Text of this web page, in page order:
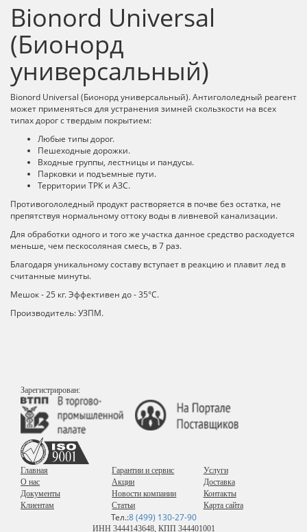
Bionord Universal
(Бионорд
универсальный)
Bionord Universal (Бионорд универсальный). Антигололедный реагент
может применяться для устранения зимней скользкости на всех
типах дорог с твердым покрытием:
Любые типы дорог.
Пешеходные дорожки.
Входные группы, лестницы и пандусы.
Парковки и подъемные пути.
Территории ТРК и АЗС.
Противогололедный продукт растворяется в почве без остатка, не
препятствуя нормальному оттоку воды в ливневой канализации.
Для обработки одного и того же участка данное средство расходуется
меньше, чем пескосоляная смесь, в 7 раз.
Благодаря уникальному составу вступает в реакцию и плавит лед в
считанные минуты.
Мешок - 25 кг. Эффективен до - 35°C.
Производитель: УЗПМ.
Зарегистрирован:
Главная
О нас
Документы
Клиентам
Гарантии и сервис
Акции
Новости компании
Статьи
Услуги
Доставка
Контакты
Карта сайта
Тел.:8 (499) 130-27-90
ИНН 3444143648, КПП 344401001